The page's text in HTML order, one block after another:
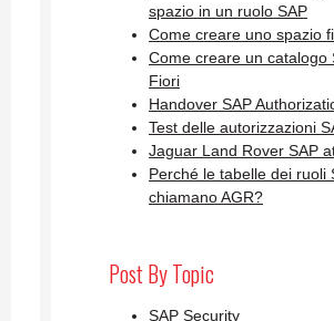
spazio in un ruolo SAP
Come creare uno spazio
Come creare un catalogo
Fiori
Handover SAP
Test delle autorizzazioni
Jaguar Land Rover SAP
Perché le tabelle dei ruoli
chiamano AGR?
Post By Topic
SAP Security